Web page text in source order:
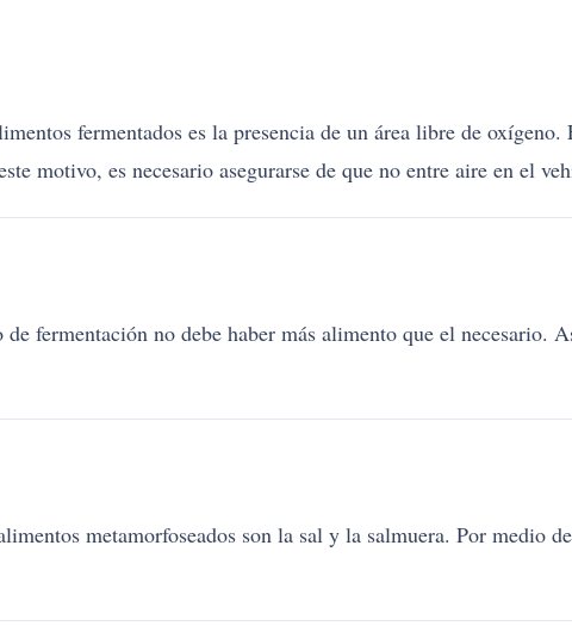
fermentados es la presencia de un área libre de
motivo, es necesario asegurarse de que no entre aire en el
fermentación no debe haber más alimento que el
metamorfoseados son la sal y la salmuera. Por medio